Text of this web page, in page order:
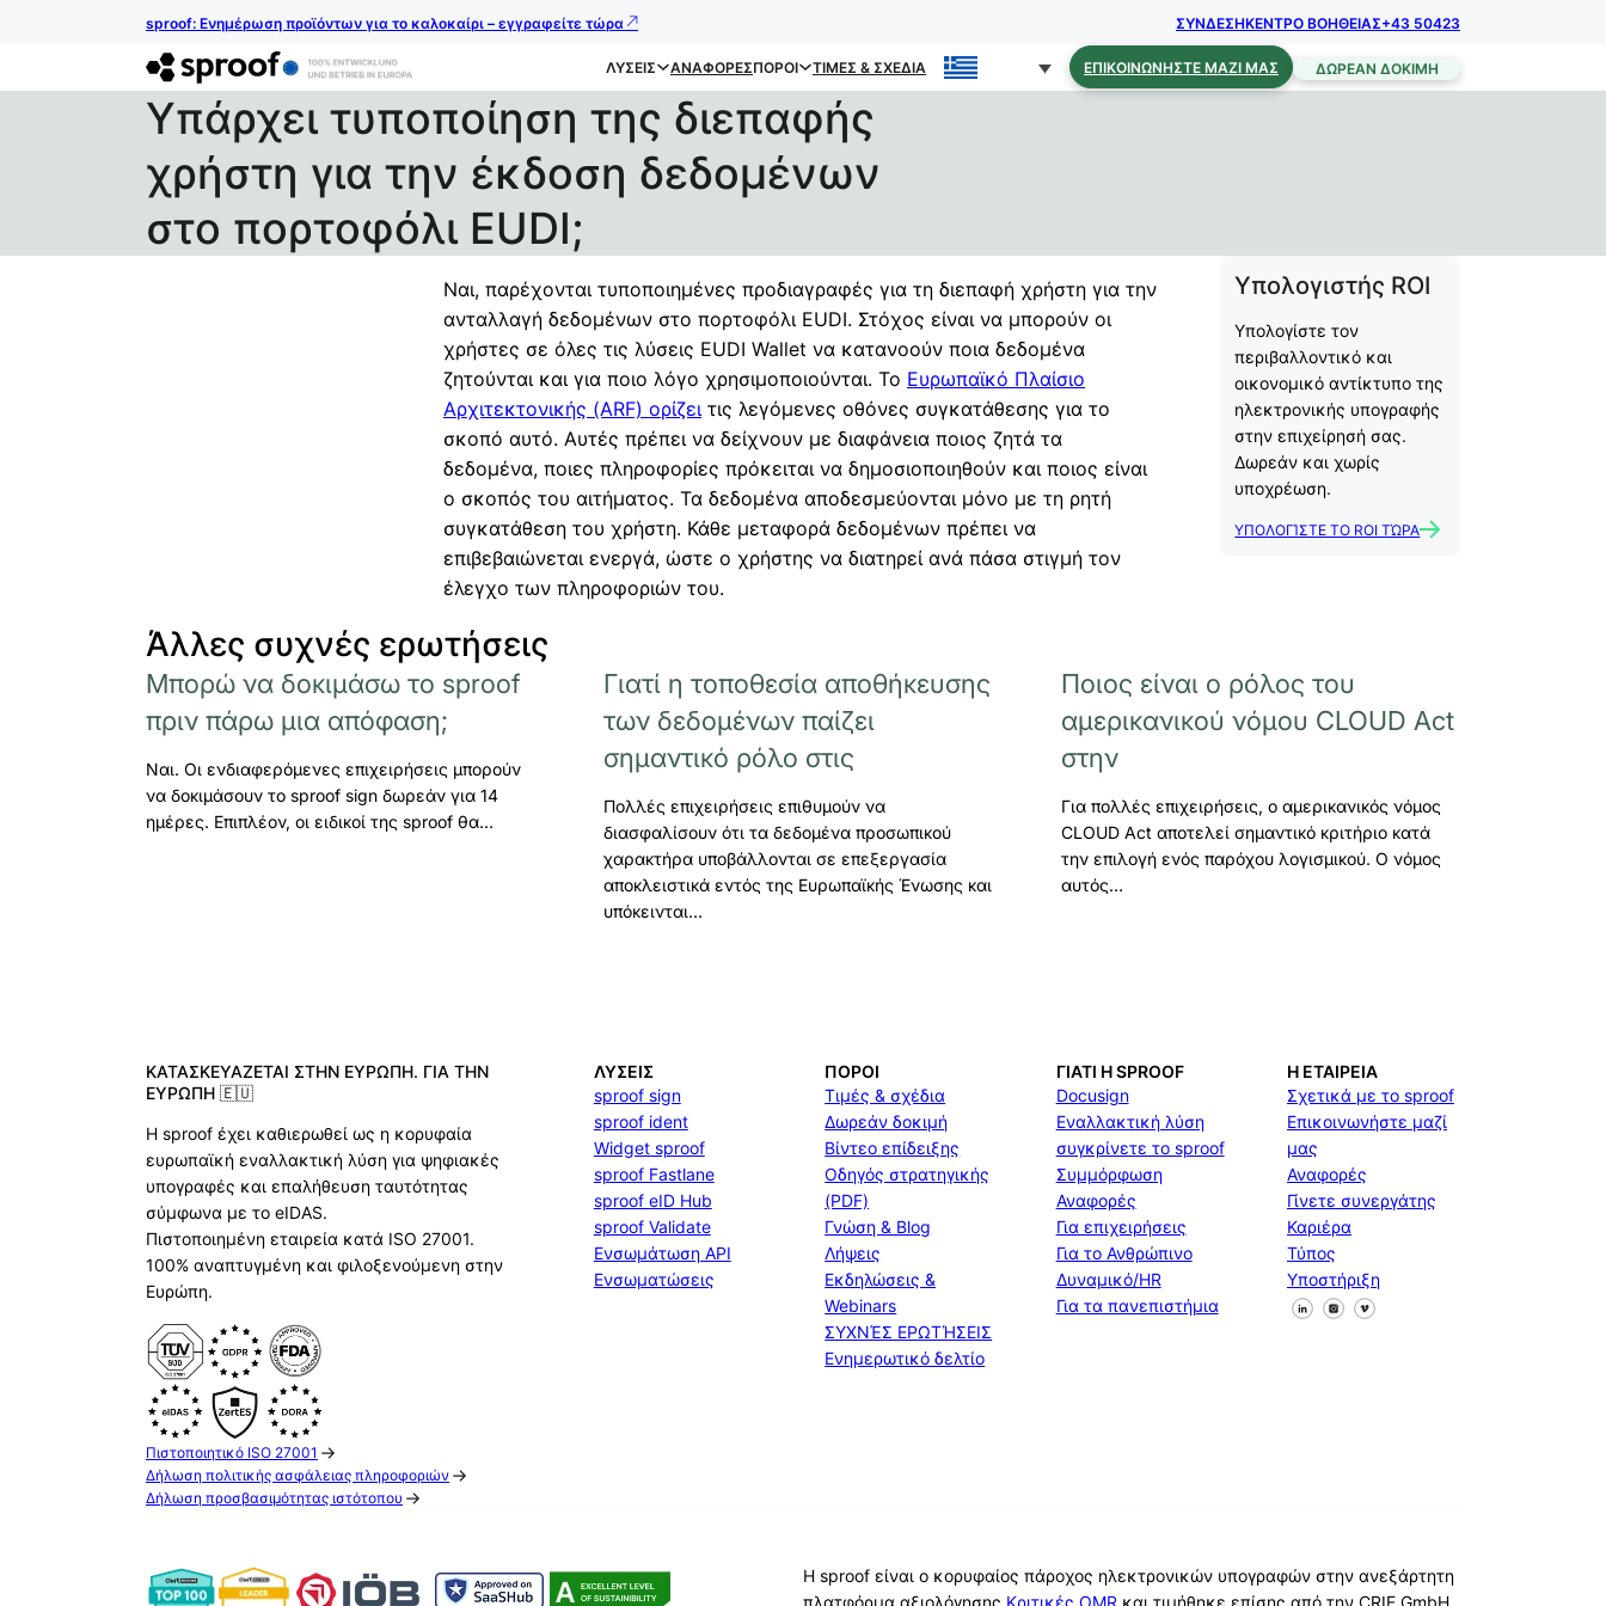
sproof: Ενημέρωση προϊόντων για το καλοκαίρι – εγγραφείτε τώρα ΣΥΝΔΕΣΗΚΕΝΤΡΟ ΒΟΗΘΕΙΑΣ+43 50423
ΛΎΣΕΙΣ ΑΝΑΦΟΡΈΣΠΌΡΟΙ ΤΙΜΈΣ & ΣΧΈΔΙΑ ΕΠΙΚΟΙΝΩΝΉΣΤΕ ΜΑΖΊ ΜΑΣ ΔΩΡΕΆΝ ΔΟΚΙΜΉ
Υπάρχει τυποποίηση της διεπαφής
χρήστη για την έκδοση δεδομένων
στο πορτοφόλι EUDI;
Ναι, παρέχονται τυποποιημένες προδιαγραφές για τη διεπαφή χρήστη για την
ανταλλαγή δεδομένων στο πορτοφόλι EUDI. Στόχος είναι να μπορούν οι
χρήστες σε όλες τις λύσεις EUDI Wallet να κατανοούν ποια δεδομένα
ζητούνται και για ποιο λόγο χρησιμοποιούνται. Το Ευρωπαϊκό Πλαίσιο
Αρχιτεκτονικής (ARF) ορίζει τις λεγόμενες οθόνες συγκατάθεσης για το
σκοπό αυτό. Αυτές πρέπει να δείχνουν με διαφάνεια ποιος ζητά τα
δεδομένα, ποιες πληροφορίες πρόκειται να δημοσιοποιηθούν και ποιος είναι
ο σκοπός του αιτήματος. Τα δεδομένα αποδεσμεύονται μόνο με τη ρητή
συγκατάθεση του χρήστη. Κάθε μεταφορά δεδομένων πρέπει να
επιβεβαιώνεται ενεργά, ώστε ο χρήστης να διατηρεί ανά πάσα στιγμή τον
έλεγχο των πληροφοριών του.
Υπολογιστής ROI
Υπολογίστε τον
περιβαλλοντικό και
οικονομικό αντίκτυπο της
ηλεκτρονικής υπογραφής
στην επιχείρησή σας.
Δωρεάν και χωρίς
υποχρέωση.
ΥΠΟΛΟΓΊΣΤΕ ΤΟ ROI ΤΏΡΑ
Άλλες συχνές ερωτήσεις
Μπορώ να δοκιμάσω το sproof
πριν πάρω μια απόφαση;
Ναι. Οι ενδιαφερόμενες επιχειρήσεις μπορούν
να δοκιμάσουν το sproof sign δωρεάν για 14
ημέρες. Επιπλέον, οι ειδικοί της sproof θα…
Γιατί η τοποθεσία αποθήκευσης
των δεδομένων παίζει
σημαντικό ρόλο στις
Πολλές επιχειρήσεις επιθυμούν να
διασφαλίσουν ότι τα δεδομένα προσωπικού
χαρακτήρα υποβάλλονται σε επεξεργασία
αποκλειστικά εντός της Ευρωπαϊκής Ένωσης και
υπόκεινται…
Ποιος είναι ο ρόλος του
αμερικανικού νόμου CLOUD Act
στην
Για πολλές επιχειρήσεις, ο αμερικανικός νόμος
CLOUD Act αποτελεί σημαντικό κριτήριο κατά
την επιλογή ενός παρόχου λογισμικού. Ο νόμος
αυτός…
ΚΑΤΑΣΚΕΥΆΖΕΤΑΙ ΣΤΗΝ ΕΥΡΏΠΗ. ΓΙΑ ΤΗΝ
ΕΥΡΏΠΗ 🇪🇺
Η sproof έχει καθιερωθεί ως η κορυφαία
ευρωπαϊκή εναλλακτική λύση για ψηφιακές
υπογραφές και επαλήθευση ταυτότητας
σύμφωνα με το eIDAS.
Πιστοποιημένη εταιρεία κατά ISO 27001.
100% αναπτυγμένη και φιλοξενούμενη στην
Ευρώπη.
Πιστοποιητικό ISO 27001
Δήλωση πολιτικής ασφάλειας πληροφοριών
Δήλωση προσβασιμότητας ιστότοπου
ΛΎΣΕΙΣ
sproof sign
sproof ident
Widget sproof
sproof Fastlane
sproof eID Hub
sproof Validate
Ενσωμάτωση API
Ενσωματώσεις
ΠΌΡΟΙ
Τιμές & σχέδια
Δωρεάν δοκιμή
Βίντεο επίδειξης
Οδηγός στρατηγικής
(PDF)
Γνώση & Blog
Λήψεις
Εκδηλώσεις &
Webinars
ΣΥΧΝΈΣ ΕΡΩΤΉΣΕΙΣ
Ενημερωτικό δελτίο
ΓΙΑΤΊ Η SPROOF
Docusign
Εναλλακτική λύση
συγκρίνετε το sproof
Συμμόρφωση
Αναφορές
Για επιχειρήσεις
Για το Ανθρώπινο
Δυναμικό/HR
Για τα πανεπιστήμια
Η ΕΤΑΙΡΕΊΑ
Σχετικά με το sproof
Επικοινωνήστε μαζί
μας
Αναφορές
Γίνετε συνεργάτης
Καριέρα
Τύπος
Υποστήριξη
Ακολουθήστε μας στο Facebook
Ακολουθήστε μας στο X
Ακολουθήστε μας στο
Η sproof είναι ο κορυφαίος πάροχος ηλεκτρονικών υπογραφών στην ανεξάρτητη
πλατφόρμα αξιολόγησης Κριτικές OMR και τιμήθηκε επίσης από την CRIF GmbH